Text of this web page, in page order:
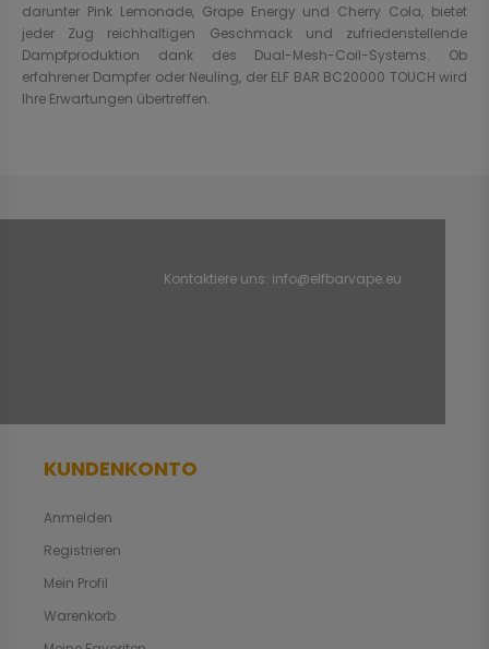
darunter Pink Lemonade, Grape Energy und Cherry Cola, bietet
jeder Zug reichhaltigen Geschmack und zufriedenstellende
Dampfproduktion dank des Dual-Mesh-Coil-Systems. Ob
erfahrener Dampfer oder Neuling, der ELF BAR BC20000 TOUCH wird
Ihre Erwartungen übertreffen.
Kontaktiere uns: info@elfbarvape.eu
KUNDENKONTO
Anmelden
Registrieren
Mein Profil
Warenkorb